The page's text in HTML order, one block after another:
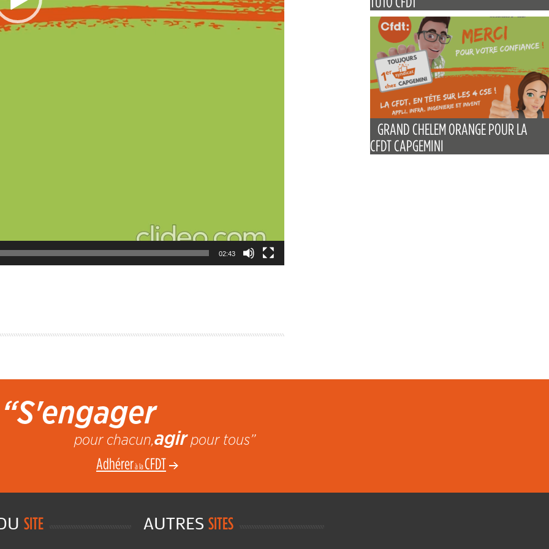
02:43
GRAND CHELEM ORANGE POUR LA
CFDT CAPGEMINI
“S'engager
pour chacun,agirpour tous”
Adhérerà laCFDT
SITE AUTRES SITES